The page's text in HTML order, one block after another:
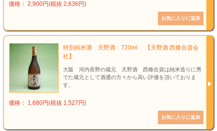
価格： 2,900円(税抜 2,636円)
特別純米酒 天野酒 720ml 【天野酒 西條合資会
社】
大阪 河内長野の蔵元 天野酒 西條合資は純米造りに秀
でた蔵元として酒通の方々から高い評価を頂いておりま
す。
価格： 1,680円(税抜 1,527円)